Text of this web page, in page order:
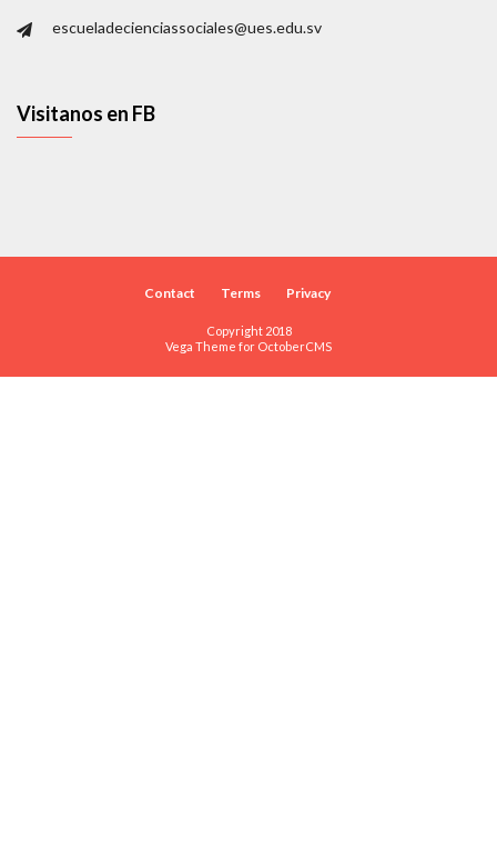
escueladecienciassociales@ues.edu.sv
Visitanos en FB
Contact Terms Privacy
Copyright 2018
Vega Theme for OctoberCMS